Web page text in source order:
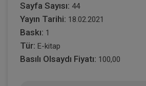
Sayfa Sayısı: 44
Yayın Tarihi: 18.02.2021
Baskı: 1
Tür: E-kitap
Basılı Olsaydı Fiyatı: 100,00